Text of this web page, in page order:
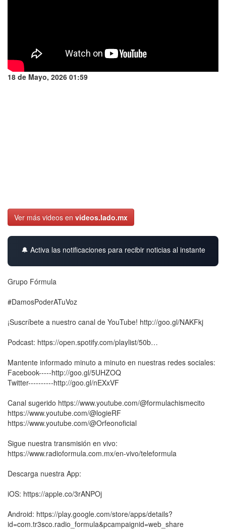
18 de Mayo, 2026 01:59
Ver más videos en videos.lado.mx
🔔 Activa las notificaciones para recibir noticias al instante
Grupo Fórmula
#DamosPoderATuVoz
¡Suscríbete a nuestro canal de YouTube! http://goo.gl/NAKFkj
Podcast: https://open.spotify.com/playlist/50b…
Mantente informado minuto a minuto en nuestras redes sociales:
Facebook-----http://goo.gl/5UHZOQ
Twitter----------http://goo.gl/nEXxVF
Canal sugerido https://www.youtube.com/@formulachismecito
https://www.youtube.com/@logieRF
https://www.youtube.com/@Orfeonoficial
Sigue nuestra transmisión en vivo:
https://www.radioformula.com.mx/en-vivo/teleformula
Descarga nuestra App:
iOS: https://apple.co/3rANPOj
Android: https://play.google.com/store/apps/details?
id=com.tr3sco.radio_formula&pcampaignid=web_share